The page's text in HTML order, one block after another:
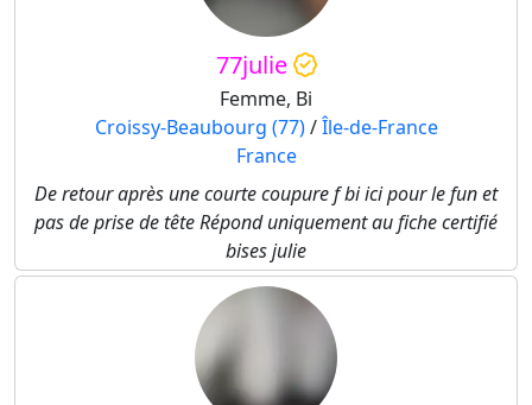
77julie
Femme, Bi
Croissy-Beaubourg (77)/Île-de-France
France
De retour après une courte coupure f bi ici pour le fun et
pas de prise de tête Répond uniquement au fiche certifié
bises julie